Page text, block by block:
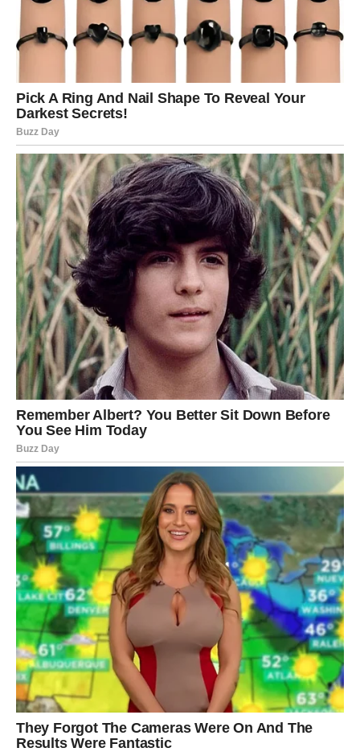
ravnotežu, ali naredni dani donose situacije u kojima će
to biti veoma teško. Neočekivani događaji mogli bi
poremetiti planove i natjerati vas da izađete iz zone
Moguće su promjene na poslu, nesporazumi u porodici ili
emotivne situacije koje će zahtijevati brzu reakciju. U
jednom trenutku imat ćete osjećaj da gubite kontrolu nad
događajima, ali upravo će vas to naučiti važnoj životnoj
lekciji.
Ponekad nije moguće kontrolisati sve oko sebe. Nekada
je potrebno prihvatiti promjene i vjerovati da će vas život
odvesti tamo gdje trebate biti.
U ljubavi će mnoge Vage shvatiti da više ne mogu šutjeti.
Vrijeme je za iskren razgovor i jasno postavljanje granica.
Oni koji su dugo trpjeli nešto što ih čini nesretnima sada
će konačno pronaći snagu da kažu ono što osjećaju.
Na poslovnom planu ne ulazite u nepotrebne rasprave.
Smirenost će biti vaše najjače oružje. Ono što danas
izgleda kao problem uskoro bi moglo postati prilika za
novi početak.
VODOLIJA – PORUKA IZ SNA